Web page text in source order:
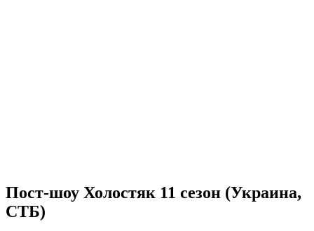
Пост-шоу Холостяк 11 сезон (Украина,
СТБ)